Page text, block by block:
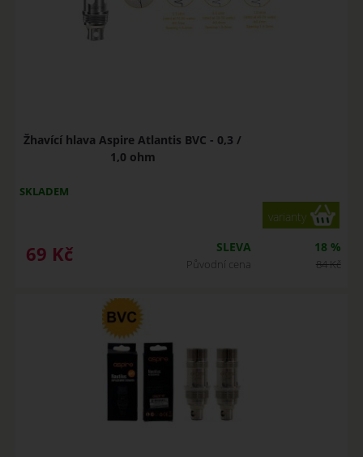
Žhavící hlava Aspire Atlantis BVC - 0,3 /
1,0 ohm
SKLADEM
varianty
69 Kč SLEVA 18 %
Původní cena 84Kč